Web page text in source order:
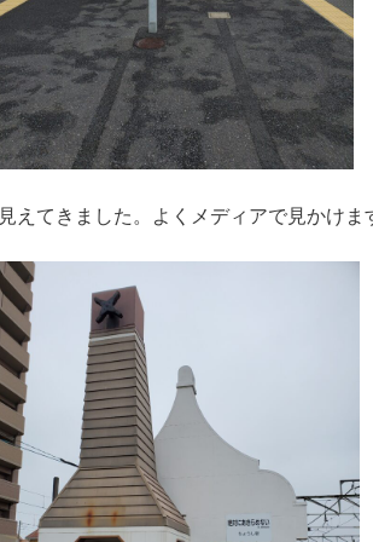
見えてきました。よくメディアで見かけま